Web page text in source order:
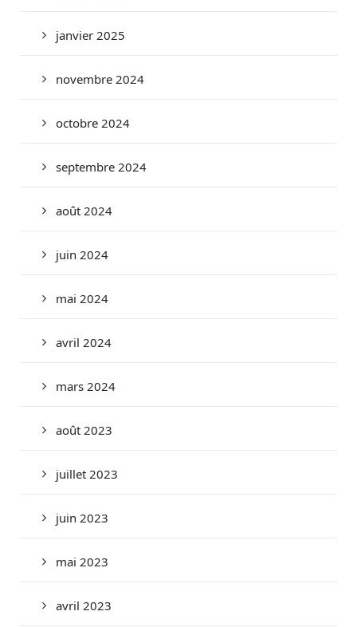
janvier 2025
novembre 2024
octobre 2024
septembre 2024
août 2024
juin 2024
mai 2024
avril 2024
mars 2024
août 2023
juillet 2023
juin 2023
mai 2023
avril 2023